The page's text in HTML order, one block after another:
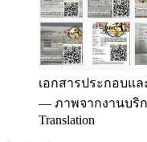
เอกสารประกอบแ
— ภาพจากงานบริ
Translation